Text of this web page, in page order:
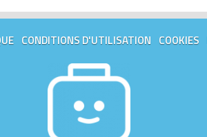
CONDITIONS D'UTILISATION COOKIES